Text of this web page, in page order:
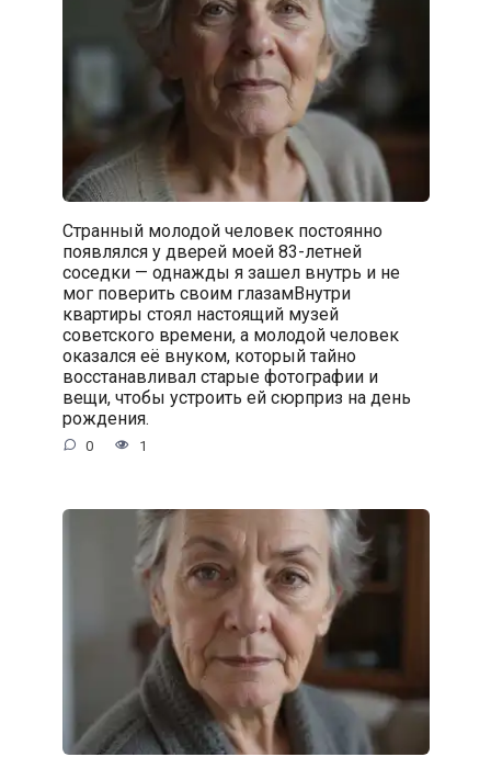
Странный молодой человек постоянно
появлялся у дверей моей 83-летней
соседки — однажды я зашел внутрь и не
мог поверить своим глазамВнутри
квартиры стоял настоящий музей
советского времени, а молодой человек
оказался её внуком, который тайно
восстанавливал старые фотографии и
вещи, чтобы устроить ей сюрприз на день
рождения.
0 1